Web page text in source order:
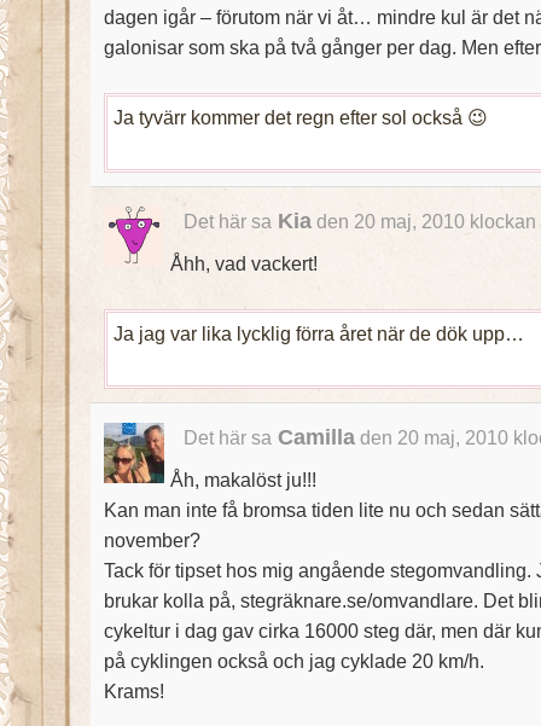
dagen igår – förutom när vi åt… mindre kul är det
galonisar som ska på två gånger per dag. Men
Ja tyvärr kommer det regn efter sol också 😉
Det här sa Kiaden 20 maj, 2010 klockan
Åhh, vad vackert!
Ja jag var lika lycklig förra året när de dök upp…
Det här sa Camilladen 20 maj, 2010
Åh, makalöst ju!!!
Kan man inte få bromsa tiden lite nu och sedan
november?
Tack för tipset hos mig angående stegomvandling.
brukar kolla på, stegräknare.se/omvandlare. Det
cykeltur i dag gav cirka 16000 steg där, men där
på cyklingen också och jag cyklade 20 km/h.
Krams!